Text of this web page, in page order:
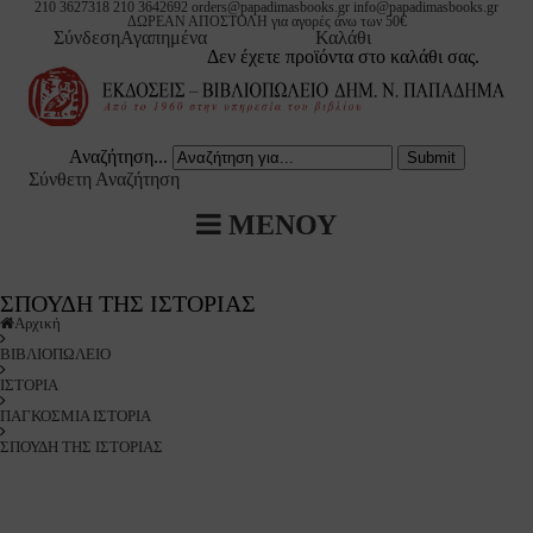
210 3627318 210 3642692 orders@papadimasbooks.gr info@papadimasbooks.gr
ΔΩΡΕΑΝ ΑΠΟΣΤΟΛΗ για αγορές άνω των 50€
ΣύνδεσηΑγαπημένα
Καλάθι
Δεν έχετε προϊόντα στο καλάθι σας.
Αναζήτηση...
Σύνθετη Αναζήτηση
ΜΕΝΟΥ
ΔHM. Ν. ΠΑΠΑΔΗΜΑ
- ΛΕΞΙΚΑ
& ΒΥΖΑΝΤΙΝΟΣ ΠΟΛΙΤΙΣΜΟΣ
& ΣΥΓΧΡΟΝΗ ΕΥΡΩΠΑΙΚΗ ΙΣΤΟΡΙΑ
ΣΤΟΧΑΣΜΟΣ
ΓΡΑΜΜΑΤΕΙΑ
ΦΙΛΟΛΟΓΙΑ
ΠΑΙΔΑΓΩΓΙΚΗ
ΟΙΚΟΣ
ΤΗΣ ΟΙΚΟΓΕΝΕΙΑΣ
ΣΠΟΥΔΗ ΤΗΣ ΙΣΤΟΡΙΑΣ
Αρχική
ΒΙΒΛΙΟΠΩΛΕΙΟ
ΙΣΤΟΡΙΑ
ΠΑΓΚΟΣΜΙΑ ΙΣΤΟΡΙΑ
ΣΠΟΥΔΗ ΤΗΣ ΙΣΤΟΡΙΑΣ